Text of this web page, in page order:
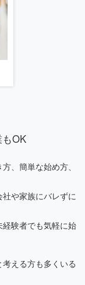
OK
、簡単な始め方、
や家族にバレずに
験者でも気軽に始
える方も多くいる